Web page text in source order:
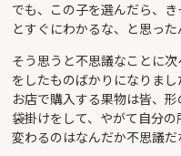
でも、この子を選んだら、き
とすぐにわかるな、と思った
そう思うと不思議なことに
をしたものばかりになりまし
お店で購入する果物は皆、
袋掛けをして、やがて自分
変わるのはなんだか不思議だ